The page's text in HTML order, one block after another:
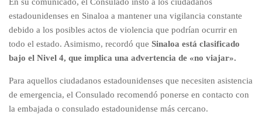
estadounidenses en Sinaloa a mantener una vigilancia constante
debido a los posibles actos de violencia que podrían ocurrir en
todo el estado. Asimismo, recordó que Sinaloa está clasificado
bajo el Nivel 4, que implica una advertencia de «no viajar».
Para aquellos ciudadanos estadounidenses que necesiten asistencia
de emergencia, el Consulado recomendó ponerse en contacto con
la embajada o consulado estadounidense más cercano.